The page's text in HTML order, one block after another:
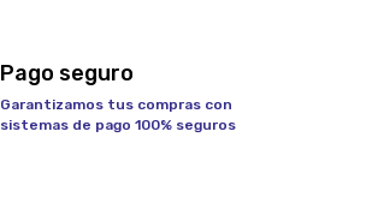
Pago seguro
Garantizamos tus compras con
sistemas de pago 100% seguros